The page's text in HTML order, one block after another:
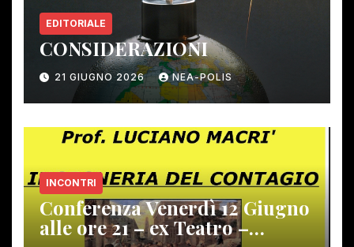
EDITORIALE
CONSIDERAZIONI
21 GIUGNO 2026 NEA-POLIS
INCONTRI
Conferenza Venerdì 12 Giugno
alle ore 21 – ex Teatro –